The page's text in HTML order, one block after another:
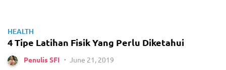
HEALTH
4 Tipe Latihan Fisik Yang Perlu Diketahui
Penulis SFI • June 21, 2019